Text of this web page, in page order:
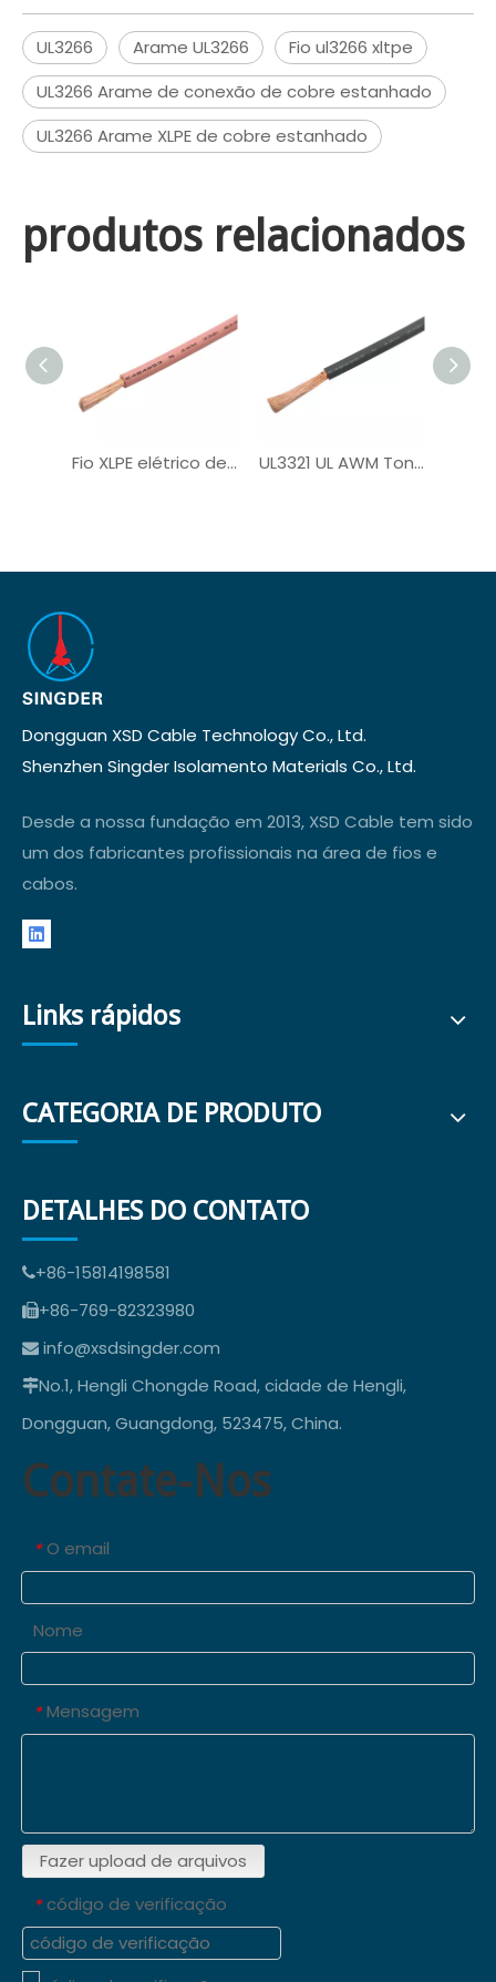
UL3266 Arame UL3266
Fio ul3266 xltpe
UL3266 Arame de conexão de cobre estanhado
UL3266 Arame XLPE de cobre estanhado
produtos relacionados
Fio XLPE elétrico de núcleo único UL3321 UL3321 UL AWM Tonned Copper PV Wire
Dongguan XSD Cable Technology Co., Ltd.
Shenzhen Singder Isolamento Materials Co., Ltd.
Desde a nossa fundação em 2013, XSD Cable tem sido
um dos fabricantes profissionais na área de fios e
cabos.
Links rápidos
CATEGORIA DE PRODUTO
DETALHES DO CONTATO
+86-15814198581
+86-769-82323980
 info@xsdsingder.com
No.1, Hengli Chongde Road, cidade de Hengli,
Dongguan, Guangdong, 523475, China.
Contate-Nos
* O email
Nome
* Mensagem
Fazer upload de arquivos
* código de verificação